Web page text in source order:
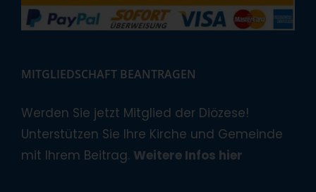
MITGLIEDSCHAFT BEANTRAGEN
Werden Sie jetzt Mitglied der Diözese!
Unterstützen Sie Ihre Kirche und Gemeinde
mit Ihrem Beitrag. Weitere Infos hier